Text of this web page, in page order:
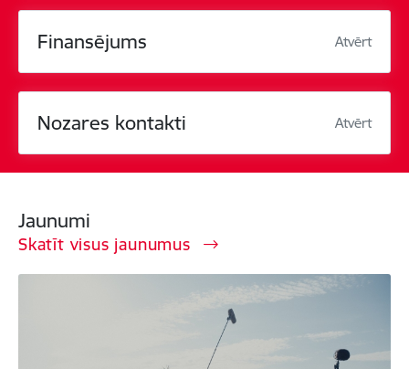
Finansējums Atvērt
Nozares kontakti Atvērt
Jaunumi
Skatīt visus jaunumus